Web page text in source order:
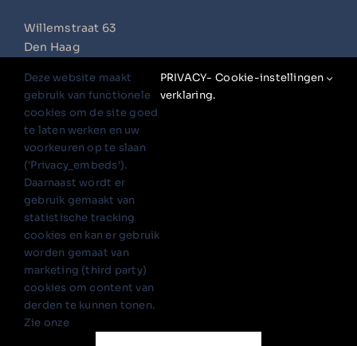
Willemstraat 63
Den Haag
info@petrawildoer.nl
Volg mij op
Aanmelden nieuwsbrief:
Deze website maakt
gebruik van functionele
cookies om de site goed
te laten werken en uw
voorkeuren op te slaan
('Privacy_embeds').
Daarnaast wordt er
gebruik gemaakt van
statistische tracking
cookies en kan er gebruik
worden gemaat van
marketing (third party)
cookies om content van
derden te kunnen tonen.
Zie onze
PRIVACY-
verklaring.
Cookie-instellingen